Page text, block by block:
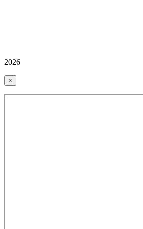
2026
×